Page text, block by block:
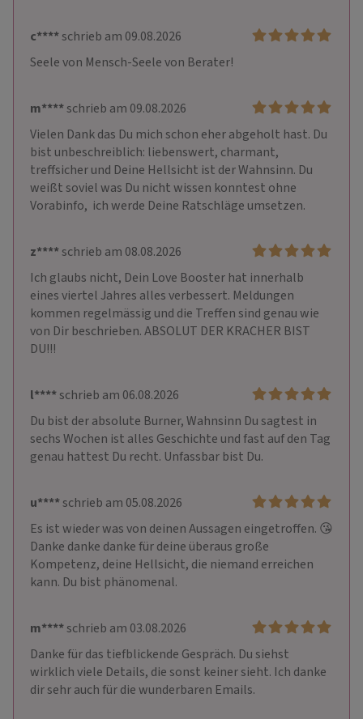
c****schrieb am 09.08.2026
Seele von Mensch-Seele von Berater!
m****schrieb am 09.08.2026
Vielen Dank das Du mich schon eher abgeholt hast. Du
bist unbeschreiblich: liebenswert, charmant,
treffsicher und Deine Hellsicht ist der Wahnsinn. Du
weißt soviel was Du nicht wissen konntest ohne
Vorabinfo,  ich werde Deine Ratschläge umsetzen.
z****schrieb am 08.08.2026
Ich glaubs nicht, Dein Love Booster hat innerhalb
eines viertel Jahres alles verbessert. Meldungen
kommen regelmässig und die Treffen sind genau wie
von Dir beschrieben. ABSOLUT DER KRACHER BIST
DU!!!
l****schrieb am 06.08.2026
Du bist der absolute Burner, Wahnsinn Du sagtest in
sechs Wochen ist alles Geschichte und fast auf den Tag
genau hattest Du recht. Unfassbar bist Du.
u****schrieb am 05.08.2026
Es ist wieder was von deinen Aussagen eingetroffen. 😘
Danke danke danke für deine überaus große
Kompetenz, deine Hellsicht, die niemand erreichen
kann. Du bist phänomenal.
m****schrieb am 03.08.2026
Danke für das tiefblickende Gespräch. Du siehst
wirklich viele Details, die sonst keiner sieht. Ich danke
dir sehr auch für die wunderbaren Emails.